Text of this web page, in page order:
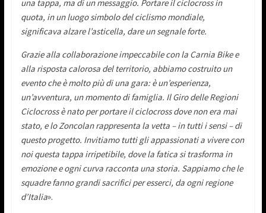
una tappa, ma di un messaggio. Portare il ciclocross in
quota, in un luogo simbolo del ciclismo mondiale,
significava alzare l’asticella, dare un segnale forte.
Grazie alla collaborazione impeccabile con la Carnia Bike e
alla risposta calorosa del territorio, abbiamo costruito un
evento che è molto più di una gara: è un’esperienza,
un’avventura, un momento di famiglia. Il Giro delle Regioni
Ciclocross è nato per portare il ciclocross dove non era mai
stato, e lo Zoncolan rappresenta la vetta – in tutti i sensi – di
questo progetto. Invitiamo tutti gli appassionati a vivere con
noi questa tappa irripetibile, dove la fatica si trasforma in
emozione e ogni curva racconta una storia. Sappiamo che le
squadre fanno grandi sacrifici per esserci, da ogni regione
d’Italia».